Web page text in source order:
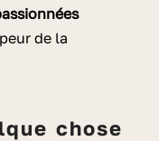
de la